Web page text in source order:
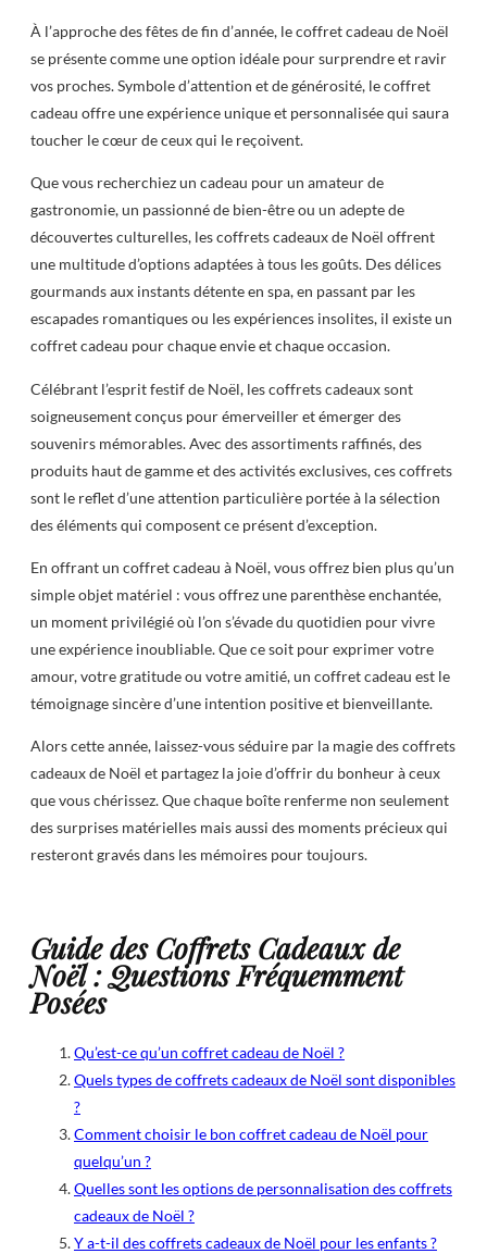
À l’approche des fêtes de fin d’année, le coffret cadeau de Noël
se présente comme une option idéale pour surprendre et ravir
vos proches. Symbole d’attention et de générosité, le coffret
cadeau offre une expérience unique et personnalisée qui saura
toucher le cœur de ceux qui le reçoivent.
Que vous recherchiez un cadeau pour un amateur de
gastronomie, un passionné de bien-être ou un adepte de
découvertes culturelles, les coffrets cadeaux de Noël offrent
une multitude d’options adaptées à tous les goûts. Des délices
gourmands aux instants détente en spa, en passant par les
escapades romantiques ou les expériences insolites, il existe un
coffret cadeau pour chaque envie et chaque occasion.
Célébrant l’esprit festif de Noël, les coffrets cadeaux sont
soigneusement conçus pour émerveiller et émerger des
souvenirs mémorables. Avec des assortiments raffinés, des
produits haut de gamme et des activités exclusives, ces coffrets
sont le reflet d’une attention particulière portée à la sélection
des éléments qui composent ce présent d’exception.
En offrant un coffret cadeau à Noël, vous offrez bien plus qu’un
simple objet matériel : vous offrez une parenthèse enchantée,
un moment privilégié où l’on s’évade du quotidien pour vivre
une expérience inoubliable. Que ce soit pour exprimer votre
amour, votre gratitude ou votre amitié, un coffret cadeau est le
témoignage sincère d’une intention positive et bienveillante.
Alors cette année, laissez-vous séduire par la magie des coffrets
cadeaux de Noël et partagez la joie d’offrir du bonheur à ceux
que vous chérissez. Que chaque boîte renferme non seulement
des surprises matérielles mais aussi des moments précieux qui
resteront gravés dans les mémoires pour toujours.
Guide des Coffrets Cadeaux de
Noël : Questions Fréquemment
Posées
Qu’est-ce qu’un coffret cadeau de Noël ?
Quels types de coffrets cadeaux de Noël sont disponibles
?
Comment choisir le bon coffret cadeau de Noël pour
quelqu’un ?
Quelles sont les options de personnalisation des coffrets
cadeaux de Noël ?
Y a-t-il des coffrets cadeaux de Noël pour les enfants ?